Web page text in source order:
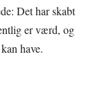
Det har skabt
er værd, og
have.